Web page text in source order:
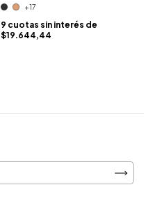
+17
9 cuotas sin interés de
$19.644,44